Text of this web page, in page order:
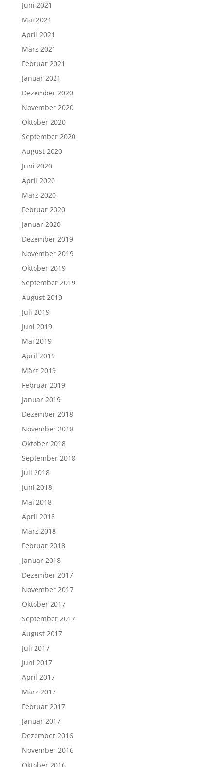
Juni 2021
Mai 2021
April 2021
März 2021
Februar 2021
Januar 2021
Dezember 2020
November 2020
Oktober 2020
September 2020
August 2020
Juni 2020
April 2020
März 2020
Februar 2020
Januar 2020
Dezember 2019
November 2019
Oktober 2019
September 2019
August 2019
Juli 2019
Juni 2019
Mai 2019
April 2019
März 2019
Februar 2019
Januar 2019
Dezember 2018
November 2018
Oktober 2018
September 2018
Juli 2018
Juni 2018
Mai 2018
April 2018
März 2018
Februar 2018
Januar 2018
Dezember 2017
November 2017
Oktober 2017
September 2017
August 2017
Juli 2017
Juni 2017
April 2017
März 2017
Februar 2017
Januar 2017
Dezember 2016
November 2016
Oktober 2016